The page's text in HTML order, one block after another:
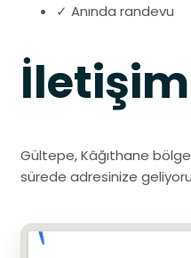
✓ Anında randevu
Gültepe, Kâğıthane
sürede adresinize